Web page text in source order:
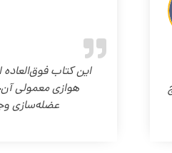
این کتاب فوق‌العاده
هوازی معمولی
عضله‌سازی